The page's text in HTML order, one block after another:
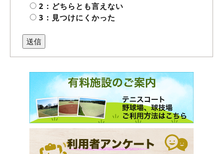
2：どちらとも言えない
3：見つけにくかった